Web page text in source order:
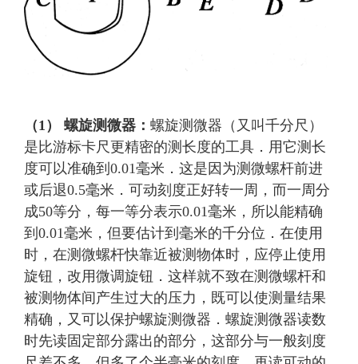
（1） 螺旋测微器： 螺旋测微器（又叫千分尺）
是比游标卡尺更精密的测长度的工具．用它测长
度可以准确到0.01毫米．这是因为测微螺杆前进
或后退0.5毫米．可动刻度正好转一周，而一周分
成50等分，每一等分表示0.01毫米，所以能精确
到0.01毫米，但要估计到毫米的千分位．在使用
时，在测微螺杆快靠近被测物体时，应停止使用
旋钮，改用微调旋钮．这样就不致在测微螺杆和
被测物体间产生过大的压力，既可以使测量结果
精确，又可以保护螺旋测微器．螺旋测微器读数
时先读固定部分露出的部分，这部分与一般刻度